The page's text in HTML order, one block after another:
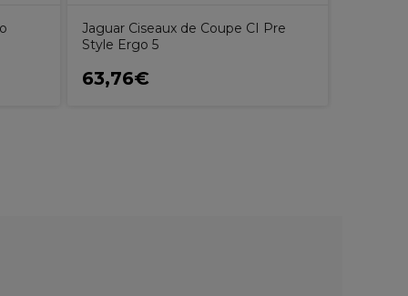
Jaguar Ciseaux de Coupe CI Pre
Style Ergo 5
63,76€